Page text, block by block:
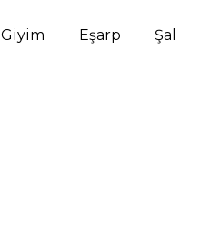
Giyim Eşarp Şal